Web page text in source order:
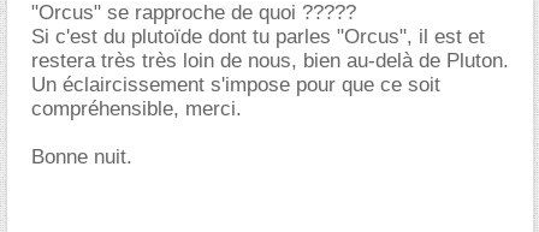
"Orcus" se rapproche de quoi ?????
Si c'est du plutoïde dont tu parles "Orcus", il est et
restera très très loin de nous, bien au-delà de Pluton.
Un éclaircissement s'impose pour que ce soit
compréhensible, merci.
Bonne nuit.